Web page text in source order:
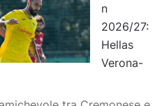
n
2026/27:
Hellas
Verona-